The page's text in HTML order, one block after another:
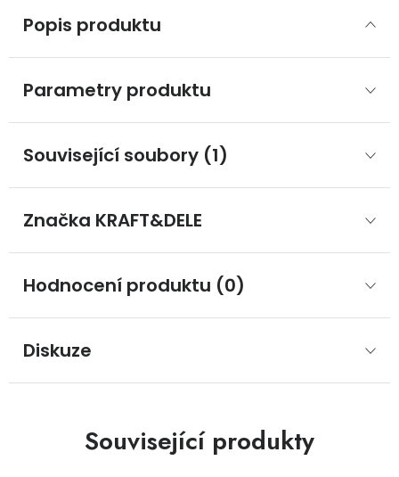
Popis produktu
Parametry produktu
Související soubory (1)
Značka KRAFT&DELE
Hodnocení produktu (0)
Diskuze
Související produkty